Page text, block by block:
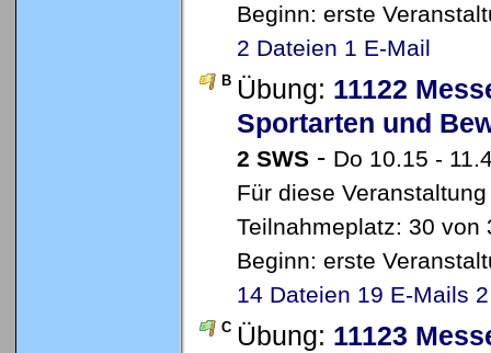
Beginn: erste
2 Dateien 1 E-Mail
B Übung: 11122
Sportarten und
2 SWS - Do 10.15 -
Für diese
Teilnahmeplatz: 30 von
Beginn: erste
14 Dateien 19 E-Mails
C Übung: 11123